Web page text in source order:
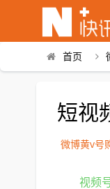
首页
短视
微博黄v号
视频